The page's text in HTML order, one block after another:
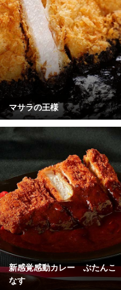
マサラの王様
新感覚感動カレー ぶたんこ
なす